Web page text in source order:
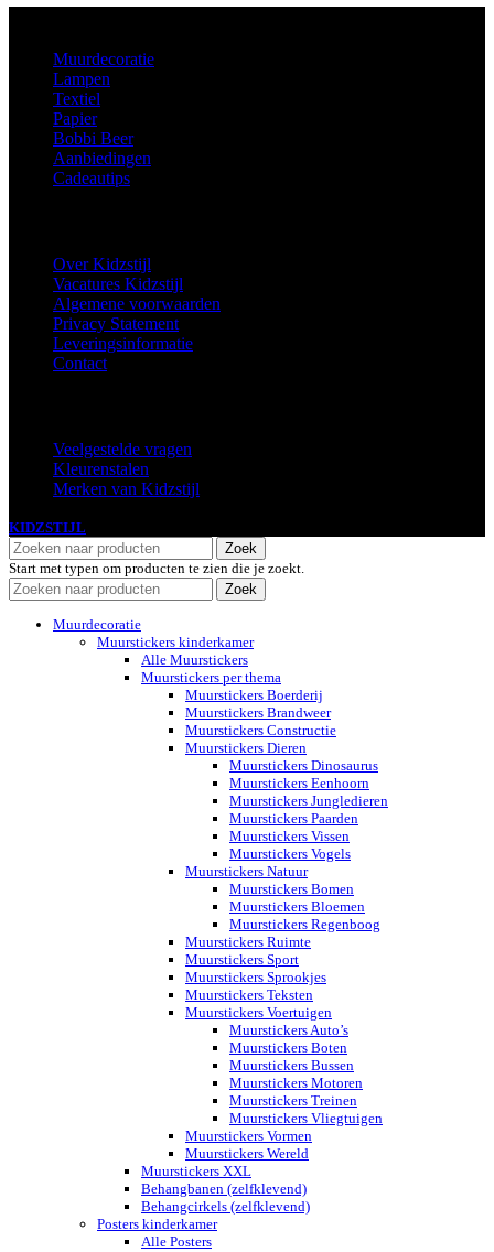
Muurdecoratie
Lampen
Textiel
Papier
Bobbi Beer
Aanbiedingen
Cadeautips
Over Kidzstijl
Vacatures Kidzstijl
Algemene voorwaarden
Privacy Statement
Leveringsinformatie
Contact
Veelgestelde vragen
Kleurenstalen
Merken van Kidzstijl
KIDZSTIJL
Zoek
Start met typen om producten te zien die je zoekt.
Zoek
Muurdecoratie
Muurstickers kinderkamer
Alle Muurstickers
Muurstickers per thema
Muurstickers Boerderij
Muurstickers Brandweer
Muurstickers Constructie
Muurstickers Dieren
Muurstickers Dinosaurus
Muurstickers Eenhoorn
Muurstickers Jungledieren
Muurstickers Paarden
Muurstickers Vissen
Muurstickers Vogels
Muurstickers Natuur
Muurstickers Bomen
Muurstickers Bloemen
Muurstickers Regenboog
Muurstickers Ruimte
Muurstickers Sport
Muurstickers Sprookjes
Muurstickers Teksten
Muurstickers Voertuigen
Muurstickers Auto’s
Muurstickers Boten
Muurstickers Bussen
Muurstickers Motoren
Muurstickers Treinen
Muurstickers Vliegtuigen
Muurstickers Vormen
Muurstickers Wereld
Muurstickers XXL
Behangbanen (zelfklevend)
Behangcirkels (zelfklevend)
Posters kinderkamer
Alle Posters